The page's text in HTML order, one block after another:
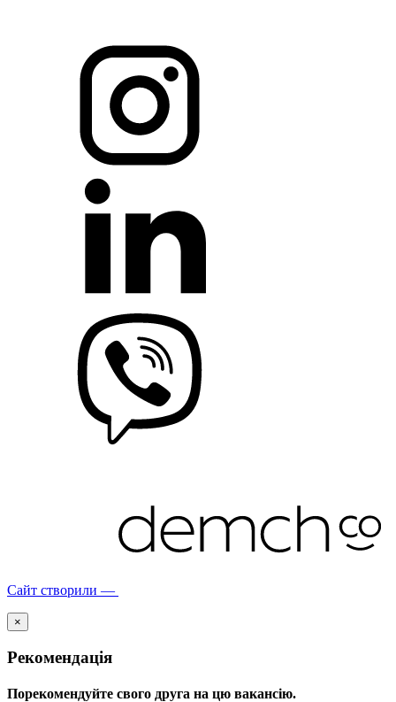
Сайт створили —
×
Рекомендація
Порекомендуйте свого друга на цю вакансію.